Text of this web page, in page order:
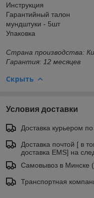
Инструкция
Гарантийный талон
мундштуки - 5шт
Упаковка
Страна производства:
Гарантия: 12 месяцев
Скрыть
Условия доставки
Доставка курьером
Доставка почтой [ в
доставка EMS] на
Самовывоз в Минске
Транспортная